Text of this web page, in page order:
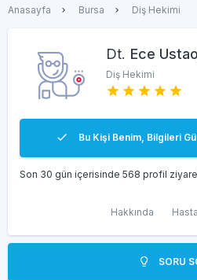
Anasayfa Bursa Diş Hekimi
Dt. Ece
Diş Hekimi
Bu Kişi Benim, Bilgileri
Son 30 gün içerisinde 568 profil
Hakkında
SORU